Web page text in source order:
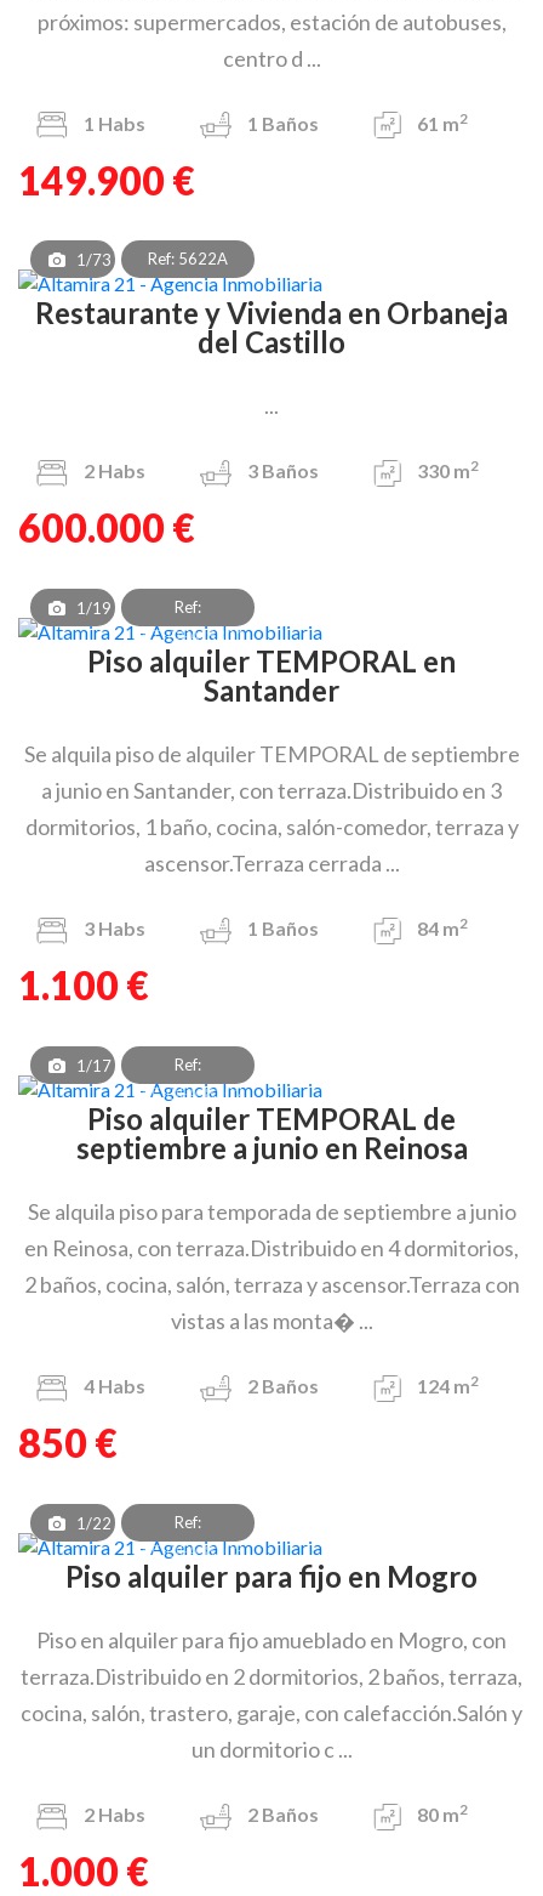
próximos: supermercados, estación de autobuses,
centro d ...
1 Habs 1 Baños 61 m2
149.900 €
1/73 Ref: 5622A
Restaurante y Vivienda en Orbaneja
del Castillo
...
2 Habs 3 Baños 330 m2
600.000 €
1/19
Ref:
PAT_OEA_8301
Piso alquiler TEMPORAL en
Santander
Se alquila piso de alquiler TEMPORAL de septiembre
a junio en Santander, con terraza.Distribuido en 3
dormitorios, 1 baño, cocina, salón-comedor, terraza y
ascensor.Terraza cerrada ...
3 Habs 1 Baños 84 m2
1.100 €
1/17
Ref:
PAF_OEA_8302
Piso alquiler TEMPORAL de
septiembre a junio en Reinosa
Se alquila piso para temporada de septiembre a junio
en Reinosa, con terraza.Distribuido en 4 dormitorios,
2 baños, cocina, salón, terraza y ascensor.Terraza con
vistas a las monta� ...
4 Habs 2 Baños 124 m2
850 €
1/22
Ref:
PAF_OEA_8303
Piso alquiler para fijo en Mogro
Piso en alquiler para fijo amueblado en Mogro, con
terraza.Distribuido en 2 dormitorios, 2 baños, terraza,
cocina, salón, trastero, garaje, con calefacción.Salón y
un dormitorio c ...
2 Habs 2 Baños 80 m2
1.000 €